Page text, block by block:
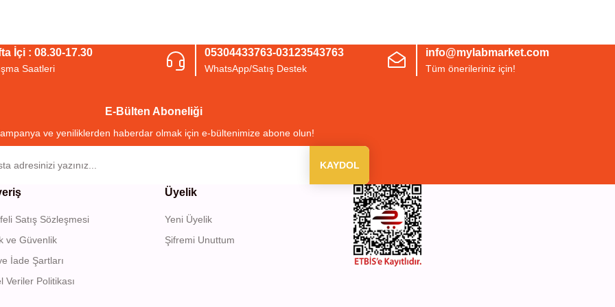
Gönder
İçi : 08.30-17.30
Saatleri
05304433763-03123543763
WhatsApp/Satış Destek
info@mylabmarket.com
Tüm önerileriniz için!
E-Bülten Aboneliği
ve yeniliklerden haberdar olmak için e-bültenimize abone olun!
KAYDOL
Satış Sözleşmesi
ve Güvenlik
İade Şartları
Veriler Politikası
Üyelik
Yeni Üyelik
Şifremi Unuttum